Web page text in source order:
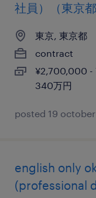
社員）（東京都
東京, 東京都
contract
¥2,700,000 -
340万円
posted 19
english only
(professional